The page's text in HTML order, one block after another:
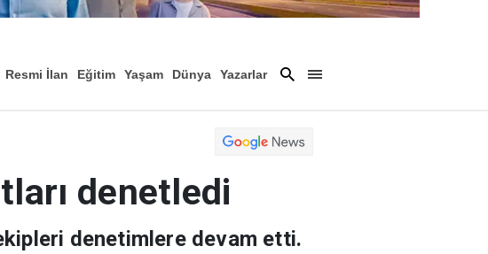
Resmi İlan Eğitim Yaşam
Dünya
Yazarlar
denetledi
denetimlere devam etti.